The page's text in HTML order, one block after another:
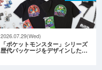
2026.07.29(Wed)
「ポケットモンスター」シリーズ
歴代パッケージをデザインした…